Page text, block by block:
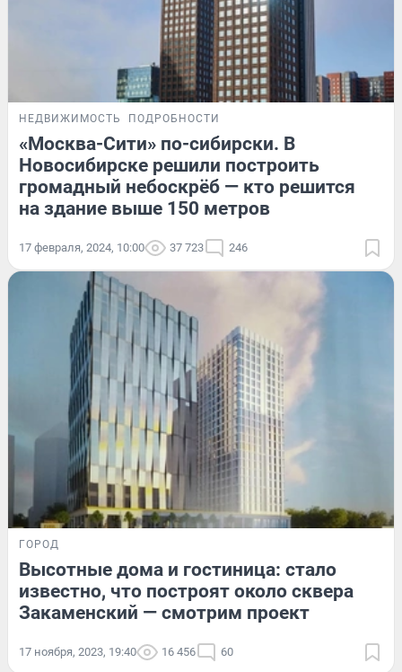
НЕДВИЖИМОСТЬ ПОДРОБНОСТИ
«Москва-Сити» по-сибирски. В
Новосибирске решили построить
громадный небоскрёб — кто решится
на здание выше 150 метров
17 февраля, 2024, 10:00 37 723 246
ГОРОД
Высотные дома и гостиница: стало
известно, что построят около сквера
Закаменский — смотрим проект
17 ноября, 2023, 19:40 16 456 60